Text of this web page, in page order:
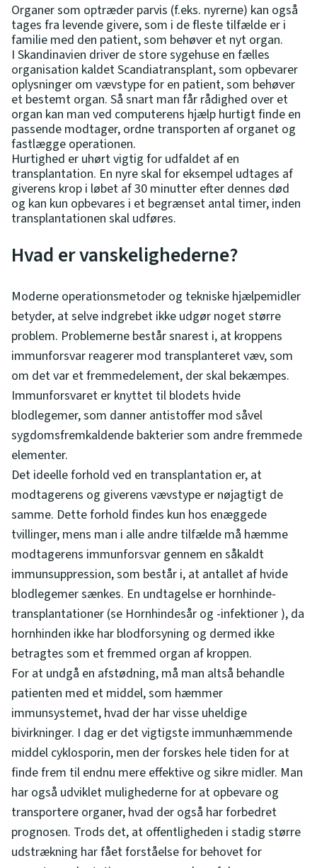
Organer som optræder parvis (f.eks. nyrerne) kan også
tages fra levende givere, som i de fleste tilfælde er i
familie med den patient, som behøver et nyt organ.
I Skandinavien driver de store sygehuse en fælles
organisation kaldet Scandiatransplant, som opbevarer
oplysninger om vævstype for en patient, som behøver
et bestemt organ. Så snart man får rådighed over et
organ kan man ved computerens hjælp hurtigt finde en
passende modtager, ordne transporten af organet og
fastlægge operationen.
Hurtighed er uhørt vigtig for udfaldet af en
transplantation. En nyre skal for eksempel udtages af
giverens krop i løbet af 30 minutter efter dennes død
og kan kun opbevares i et begrænset antal timer, inden
transplantationen skal udføres.
Hvad er vanskelighederne?
Moderne operationsmetoder og tekniske hjælpemidler
betyder, at selve indgrebet ikke udgør noget større
problem. Problemerne består snarest i, at kroppens
immunforsvar reagerer mod transplanteret væv, som
om det var et fremmedelement, der skal bekæmpes.
Immunforsvaret er knyttet til blodets hvide
blodlegemer, som danner antistoffer mod såvel
sygdomsfremkaldende bakterier som andre fremmede
elementer.
Det ideelle forhold ved en transplantation er, at
modtagerens og giverens vævstype er nøjagtigt de
samme. Dette forhold findes kun hos enæggede
tvillinger, mens man i alle andre tilfælde må hæmme
modtagerens immunforsvar gennem en såkaldt
immunsuppression, som består i, at antallet af hvide
blodlegemer sænkes. En undtagelse er hornhinde-
transplantationer (se Hornhindesår og -infektioner ), da
hornhinden ikke har blodforsyning og dermed ikke
betragtes som et fremmed organ af kroppen.
For at undgå en afstødning, må man altså behandle
patienten med et middel, som hæmmer
immunsystemet, hvad der har visse uheldige
bivirkninger. I dag er det vigtigste immunhæmmende
middel cyklosporin, men der forskes hele tiden for at
finde frem til endnu mere effektive og sikre midler. Man
har også udviklet mulighederne for at opbevare og
transportere organer, hvad der også har forbedret
prognosen. Trods det, at offentligheden i stadig større
udstrækning har fået forståelse for behovet for